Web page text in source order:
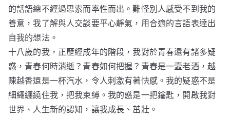
的話語總不經過思索而率性而出。難怪別人感受不到我的
善意，我了解與人交談要平心靜氣，用合適的言語表達出
自我的想法。
十八歲的我，正歷經成年的階段，我對於青春還有諸多疑
惑，青春何時消逝？青春如何把握？青春是一壼老酒，越
陳越香還是一杯汽水，令人刺激有著快感。我的疑惑不是
細繩纏繞住我，把我束縛。我的惑是一把鑰匙，開啟我對
世界、人生新的認知，讓我成長、茁壯。